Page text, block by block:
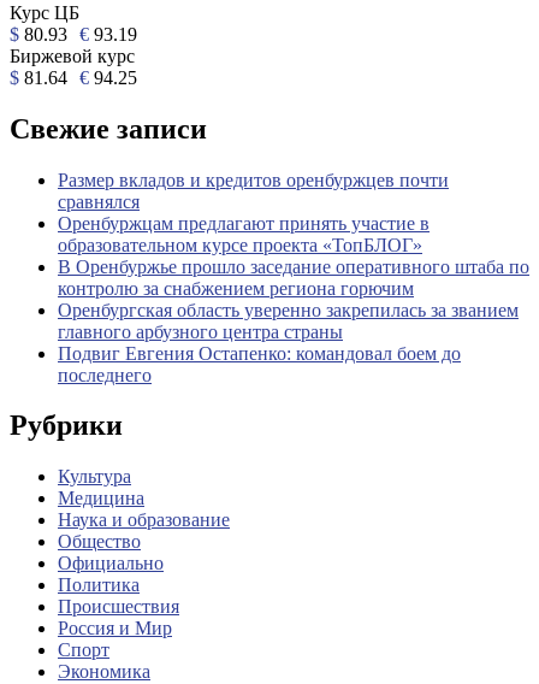
Курс ЦБ
$ 80.93 € 93.19
Биржевой курс
$ 81.64 € 94.25
Свежие записи
Размер вкладов и кредитов оренбуржцев почти
сравнялся
Оренбуржцам предлагают принять участие в
образовательном курсе проекта «ТопБЛОГ»
В Оренбуржье прошло заседание оперативного штаба по
контролю за снабжением региона горючим
Оренбургская область уверенно закрепилась за званием
главного арбузного центра страны
Подвиг Евгения Остапенко: командовал боем до
последнего
Рубрики
Культура
Медицина
Наука и образование
Общество
Официально
Политика
Происшествия
Россия и Мир
Спорт
Экономика